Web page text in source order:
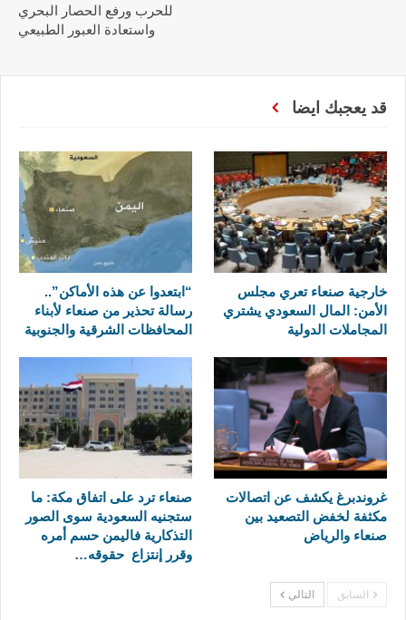
للحرب ورفع الحصار البحري
واستعادة العبور الطبيعي
قد يعجبك ايضا
خارجية صنعاء تعري مجلس
الأمن: المال السعودي يشتري
المجاملات الدولية
“ابتعدوا عن هذه الأماكن”..
رسالة تحذير من صنعاء لأبناء
المحافظات الشرقية والجنوبية
غروندبرغ يكشف عن اتصالات
مكثفة لخفض التصعيد بين
صنعاء والرياض
صنعاء ترد على اتفاق مكة: ما
ستجنيه السعودية سوى الصور
التذكارية فاليمن حسم أمره
وقرر إنتزاع حقوقه…
السابق التالي